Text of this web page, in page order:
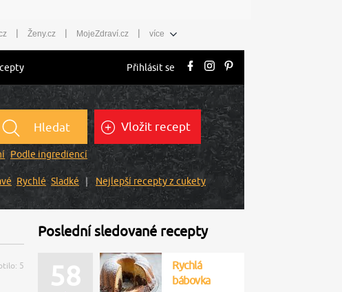
| Ženy.cz | MojeZdraví.cz | více
Přihlásit se
Hledat
Podle ingrediencí
Vložit recept
Rychlé Sladké
Nejlepší recepty z cukety
5
Poslední sledované recepty
58
Rychlá
bábovka